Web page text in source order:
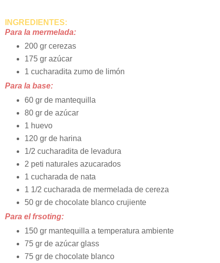
INGREDIENTES:
Para la mermelada:
200 gr cerezas
175 gr azúcar
1 cucharadita zumo de limón
Para la base:
60 gr de mantequilla
80 gr de azúcar
1 huevo
120 gr de harina
1/2 cucharadita de levadura
2 peti naturales azucarados
1 cucharada de nata
1 1/2 cucharada de mermelada de cereza
50 gr de chocolate blanco crujiente
Para el frsoting:
150 gr mantequilla a temperatura ambiente
75 gr de azúcar glass
75 gr de chocolate blanco